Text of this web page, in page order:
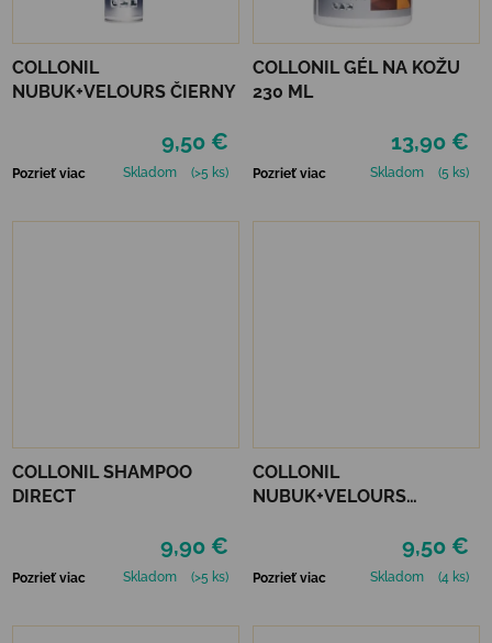
COLLONIL
NUBUK+VELOURS ČIERNY
9,50 €
Pozrieť viac Skladom (>5 ks)
COLLONIL GÉL NA KOŽU
230 ML
13,90 €
Pozrieť viac Skladom (5 ks)
COLLONIL SHAMPOO
DIRECT
9,90 €
Pozrieť viac Skladom (>5 ks)
COLLONIL
NUBUK+VELOURS
9,50 €
Pozrieť viac Skladom (4 ks)